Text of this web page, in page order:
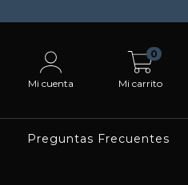
Mi cuenta Mi carrito
0
Preguntas Frecuentes